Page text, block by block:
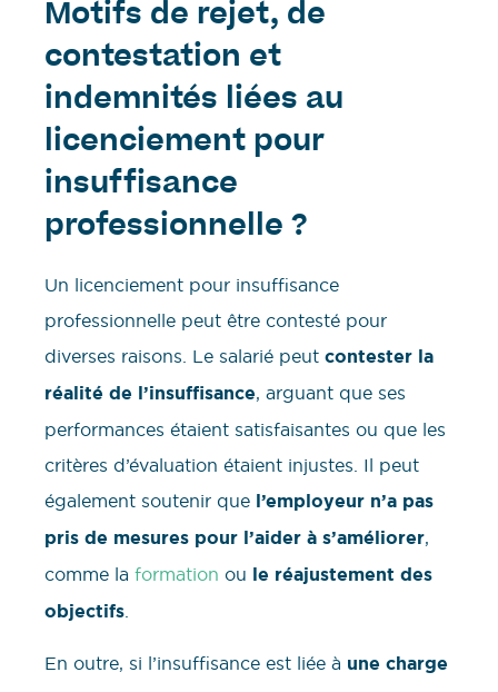
Motifs de rejet, de
contestation et
indemnités liées au
licenciement pour
insuffisance
professionnelle ?
Un licenciement pour insuffisance
professionnelle peut être contesté pour
diverses raisons. Le salarié peut contester la
réalité de l’insuffisance, arguant que ses
performances étaient satisfaisantes ou que les
critères d’évaluation étaient injustes. Il peut
également soutenir que l’employeur n’a pas
pris de mesures pour l’aider à s’améliorer,
comme la formation ou le réajustement des
objectifs
En outre, si l’insuffisance est liée à une charge